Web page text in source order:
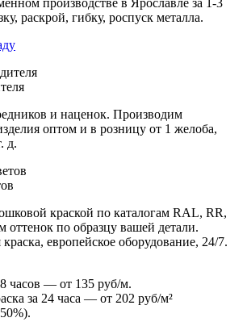
производстве в Ярославле за 1-3
раскрой, гибку, роспуск металла.
и наценок. Производим
оптом и в розницу от 1 желоба,
д.
краской по каталогам RAL, RR,
по образцу вашей детали.
европейское оборудование, 24/7.
часов — от 135 руб/м.
за 24 часа — от 202 руб/м²